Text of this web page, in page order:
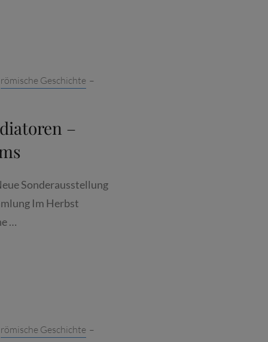
römische Geschichte –
–
Sonderausstellung
Im Herbst
…
römische Geschichte –